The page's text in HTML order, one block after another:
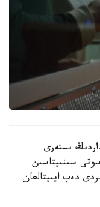
ىستەرى
سوتى سىنىپتاسىن
دەپ ايىپتالعان